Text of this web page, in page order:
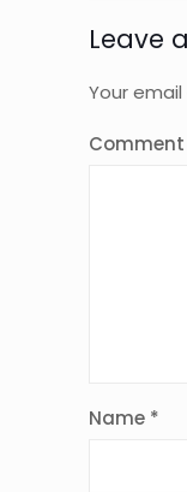
Leave
Your
Comment
Name *